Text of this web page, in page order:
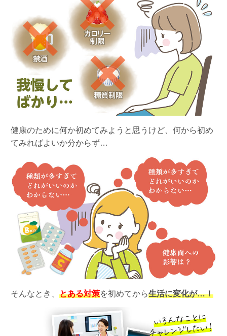
健康のために何か初めてみようと思うけど、何から初め
てみればよいか分からず…
そんなとき、 とある対策を初めてから生活に変化が…！